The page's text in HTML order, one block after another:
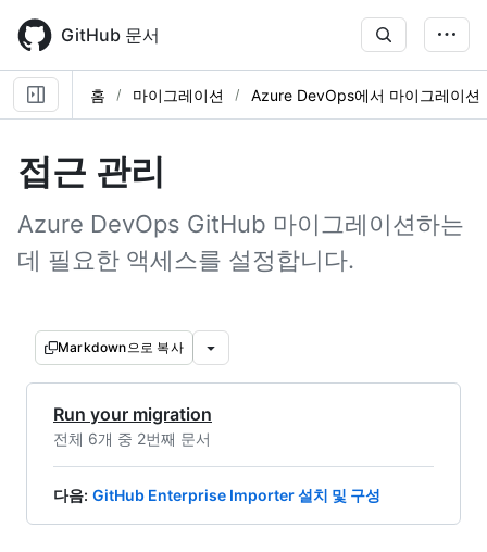
main
content
GitHub 문서
홈 마이그레이션 Azure DevOps에서 마이그레이션
접근 관리
Azure DevOps GitHub 마이그레이션하는
데 필요한 액세스를 설정합니다.
Markdown으로 복사
Run your migration
전체 6개 중 2번째 문서
다음: GitHub Enterprise Importer 설치 및 구성